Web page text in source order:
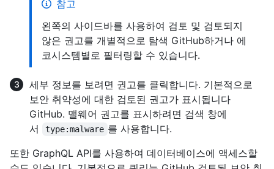
참고
왼쪽의 사이드바를 사용하여 검토 및 검토되지
않은 권고를 개별적으로 탐색 GitHub하거나 에
코시스템별로 필터링할 수 있습니다.
세부 정보를 보려면 권고를 클릭합니다. 기본적으로
보안 취약성에 대한 검토된 권고가 표시됩니다
GitHub. 맬웨어 권고를 표시하려면 검색 창에
서
type:malware 를 사용합니다.
또한 GraphQL API를 사용하여 데이터베이스에 액세스할